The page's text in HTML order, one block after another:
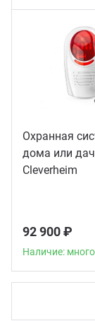
Охранная
дома или
Сleverheim
92 900 ₽
Наличие: много